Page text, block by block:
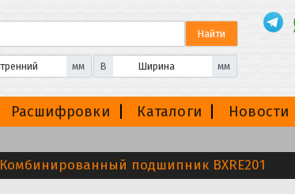
мм B мм
Расшифровки Каталоги Новости
Комбинированный подшипник BXRE201